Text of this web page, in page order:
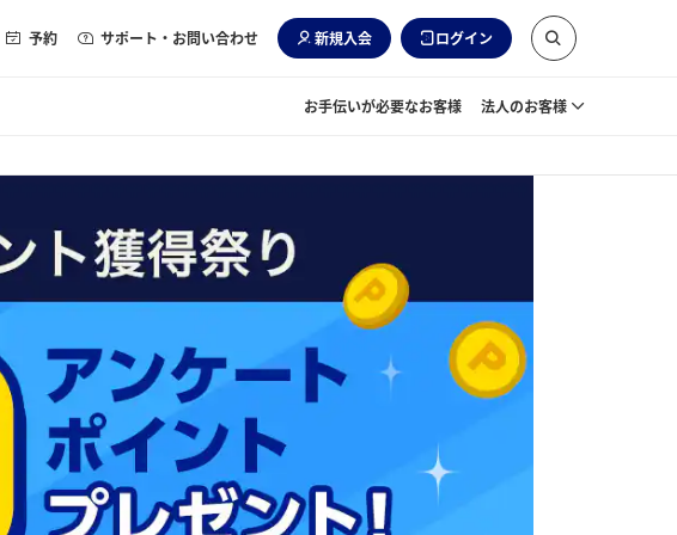
予約 サポート・お問い合わせ 新規入会 ログイン
お手伝いが必要なお客様 法人のお客様